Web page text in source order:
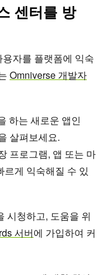
센터를 방
자를 플랫폼에 익숙
Omniverse 개발자
하는 새로운 앱인
살펴보세요.
프로그램, 앱 또는 마
게 익숙해질 수 있
시청하고, 도움을 위
서버에 가입하여 커